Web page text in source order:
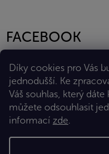
Díky cookies pro Vás
jednodušší. Ke
Váš souhlas, který
můžete odsouhlasit
informací zde.
FACEBOOK